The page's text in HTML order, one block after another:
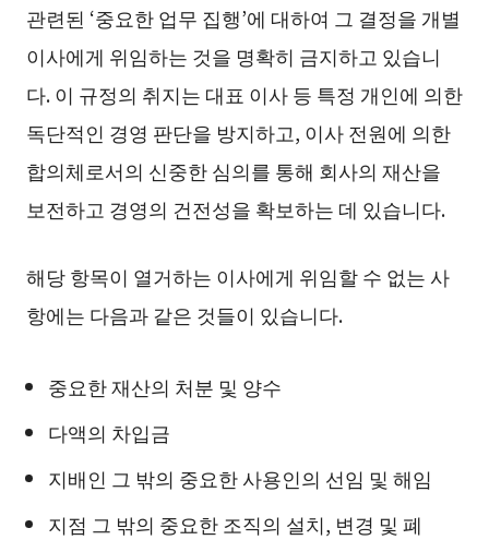
관련된 ‘중요한 업무 집행’에 대하여 그 결정을 개별
이사에게 위임하는 것을 명확히 금지하고 있습니
다. 이 규정의 취지는 대표 이사 등 특정 개인에 의한
독단적인 경영 판단을 방지하고, 이사 전원에 의한
합의체로서의 신중한 심의를 통해 회사의 재산을
보전하고 경영의 건전성을 확보하는 데 있습니다.
해당 항목이 열거하는 이사에게 위임할 수 없는 사
항에는 다음과 같은 것들이 있습니다.
중요한 재산의 처분 및 양수
다액의 차입금
지배인 그 밖의 중요한 사용인의 선임 및 해임
지점 그 밖의 중요한 조직의 설치, 변경 및 폐